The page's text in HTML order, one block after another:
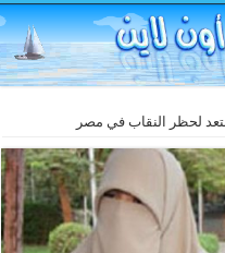
لحظر النقاب في مصر